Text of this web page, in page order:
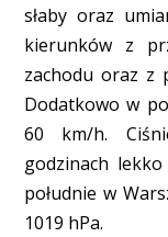
słaby oraz
kierunków z
zachodu oraz z
Dodatkowo w
60 km/h.
godzinach
południe w
1019 hPa.